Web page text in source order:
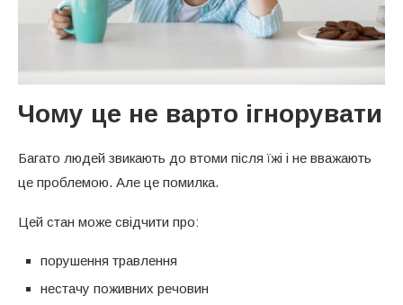
Чому це не варто ігнорувати
Багато людей звикають до втоми після їжі і не вважають
це проблемою. Але це помилка.
Цей стан може свідчити про:
порушення травлення
нестачу поживних речовин